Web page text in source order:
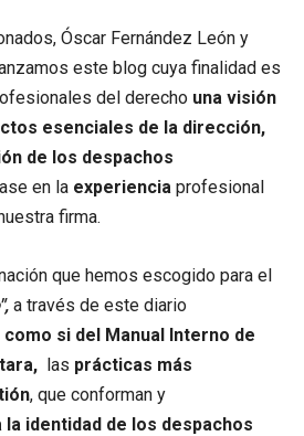
Óscar Fernández León y
este blog cuya finalidad es
del derecho una visión
esenciales de la dirección,
de los despachos
en la experiencia profesional
firma.
que hemos escogido para el
a través de este diario
como si del Manual Interno de
las prácticas más
, que conforman y
la identidad de los despachos